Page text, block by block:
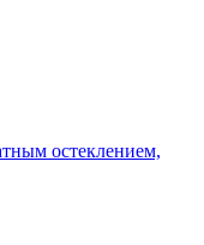
остеклением,